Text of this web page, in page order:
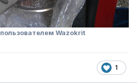
пользователем Wazokrit
1